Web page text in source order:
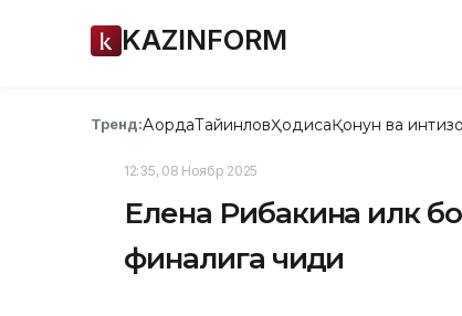
KAZINFORM
Тренд:АқордаТайинловҲодисаҚонун ва
12:35, 08 Ноябр 2025
Елена Рибакина илк
финалига чиқди